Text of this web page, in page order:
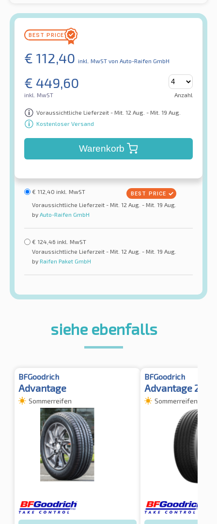
€ 112,40 inkl. MwST von Auto-Raifen GmbH
€ 449,60
inkl. MwST Anzahl
Voraussichtliche Lieferzeit - Mit. 12 Aug. - Mit. 19 Aug.
Kostenloser Versand
Warenkorb
€ 112,40 inkl. MwST
Voraussichtliche Lieferzeit - Mit. 12 Aug. - Mit. 19 Aug.
by Auto-Raifen GmbH
€ 124,46 inkl. MwST
Voraussichtliche Lieferzeit - Mit. 12 Aug. - Mit. 19 Aug.
by Raifen Paket GmbH
siehe ebenfalls
BFGoodrich
Advantage
Sommerreifen
BFGoodrich
Advantage 2
Sommerreifen